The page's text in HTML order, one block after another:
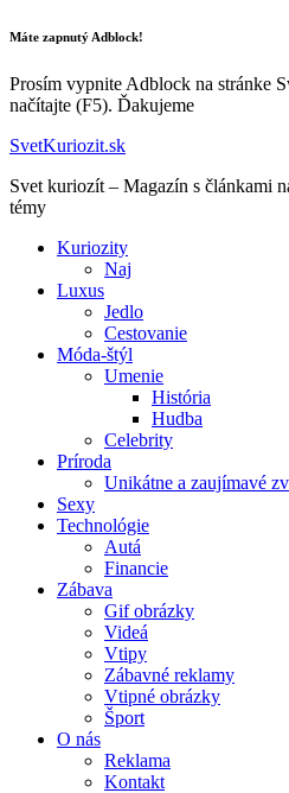
Máte zapnutý Adblock!
Prosím vypnite Adblock na stránke
načítajte (F5). Ďakujeme
SvetKuriozit.sk
Svet kuriozít – Magazín s článkami
témy
Kuriozity
Naj
Luxus
Jedlo
Cestovanie
Móda-štýl
Umenie
História
Hudba
Celebrity
Príroda
Unikátne a zaujímavé
Sexy
Technológie
Autá
Financie
Zábava
Gif obrázky
Videá
Vtipy
Zábavné reklamy
Vtipné obrázky
Šport
O nás
Reklama
Kontakt